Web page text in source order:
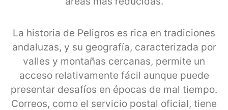
La historia de Peligros es rica en tradiciones
andaluzas, y su geografía, caracterizada por
valles y montañas cercanas, permite un
acceso relativamente fácil aunque puede
presentar desafíos en épocas de mal tiempo.
Correos, como el servicio postal oficial, tiene